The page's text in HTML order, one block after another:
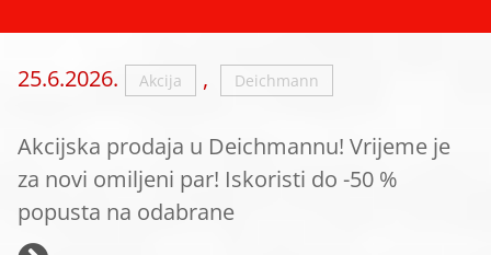
25.6.2026. Akcija , Deichmann
Akcijska prodaja u Deichmannu! Vrijeme je
za novi omiljeni par! Iskoristi do -50 %
popusta na odabrane